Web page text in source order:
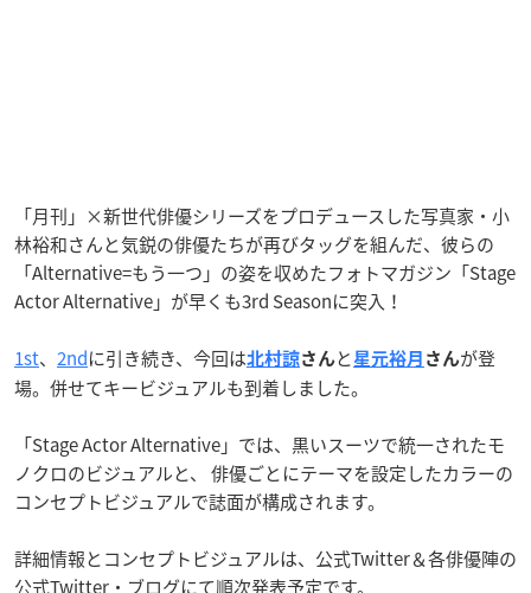
「月刊」×新世代俳優シリーズをプロデュースした写真家・小
林裕和さんと気鋭の俳優たちが再びタッグを組んだ、彼らの
「Alternative=もう一つ」の姿を収めたフォトマガジン「Stage
Actor Alternative」が早くも3rd Seasonに突入！
1st、 2ndに引き続き、今回は北村諒さんと 星元裕月 さんが登
場。併せてキービジュアルも到着しました。
「Stage Actor Alternative」では、黒いスーツで統一されたモ
ノクロのビジュアルと、 俳優ごとにテーマを設定したカラーの
コンセプトビジュアルで誌面が構成されます。
詳細情報とコンセプトビジュアルは、公式Twitter＆各俳優陣の
公式Twitter・ブログにて順次発表予定です。